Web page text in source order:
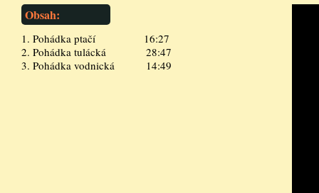
Obsah:
1. Pohádka ptačí                 16:27
2. Pohádka tulácká              28:47
3. Pohádka vodnická           14:49